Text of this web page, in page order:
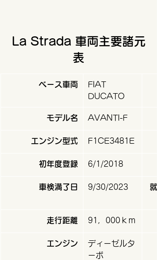
La Strada 車両主要諸元
表
ベース車両
​FIAT
DUCATO
モデル名 ​AVANTI-F
エンジン型式​ ​F1CE3481E
初年度登録​ ​6/1/2018
車検満了日​ 9/30/2023
走行距離 ​91，000ｋｍ
エンジン​
​ディーゼルタ
ーボ